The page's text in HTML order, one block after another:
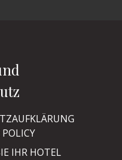
IHR HOTEL